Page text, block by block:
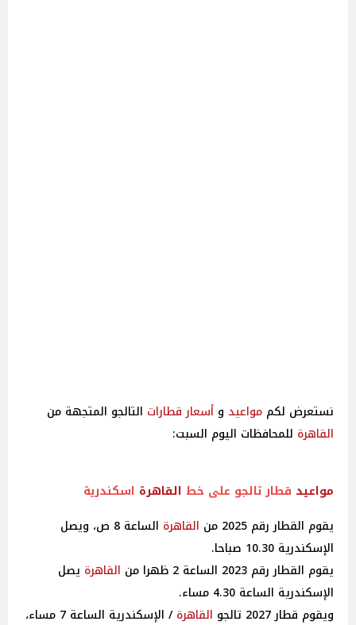
نستعرض لكم مواعيد و أسعار قطارات التالجو المتجهة من
القاهرة للمحافظات اليوم السبت:
مواعيد قطار تالجو على خط القاهرة اسكندرية
يقوم القطار رقم 2025 من
القاهرة
الساعة 8 ص، ويصل
الإسكندرية 10.30 صباحا.
يقوم القطار رقم 2023 الساعة 2 ظهرا من
القاهرة يصل
الإسكندرية الساعة 4.30 مساء.
ويقوم قطار 2027 تالجو
القاهرة / الإسكندرية الساعة 7 مساء،